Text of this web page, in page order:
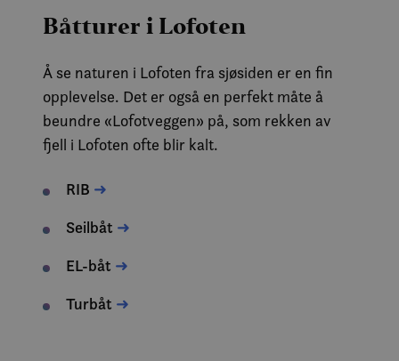
Båtturer i Lofoten
Å se naturen i Lofoten fra sjøsiden er en fin
opplevelse. Det er også en perfekt måte å
beundre «Lofotveggen» på, som rekken av
fjell i Lofoten ofte blir kalt.
RIB ➜
Seilbåt ➜
EL-båt ➜
Turbåt ➜